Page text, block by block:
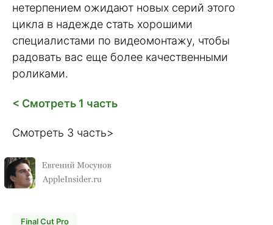
нетерпением ожидают новых серий этого
цикла в надежде стать хорошими
специалистами по видеомонтажу, чтобы
радовать вас еще более качественными
роликами.
< Смотреть 1 часть
Смотреть 3 часть>
Final Cut Pro